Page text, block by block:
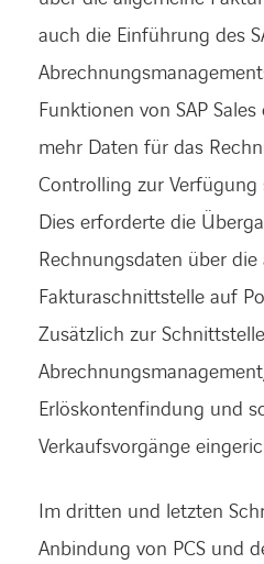
auch die Einführung des
Funktionen von SAP
mehr Daten für das
Controlling zur
Dies erforderte die
Rechnungsdaten über die
Fakturaschnittstelle auf
Zusätzlich zur
Erlöskontenfindung und
Verkaufsvorgänge
Im dritten und letzten
Anbindung von PCS und